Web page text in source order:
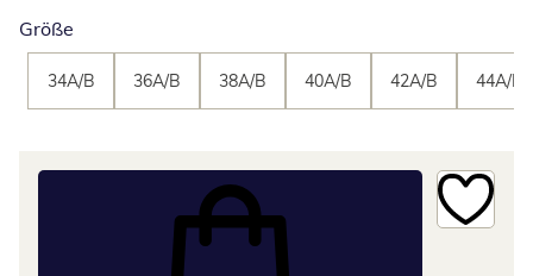
Größe
34A/B 36A/B 38A/B 40A/B 42A/B 44A/B